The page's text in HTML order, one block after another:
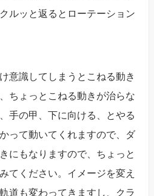
ルッと返るとローテーション
意識してしまうとこねる動き
ちょっとこねる動きが治らな
手の甲、下に向ける、とやる
って動いてくれますので、ダ
にもなりますので、ちょっと
てください。イメージを変え
道も変わってきますし、クラ